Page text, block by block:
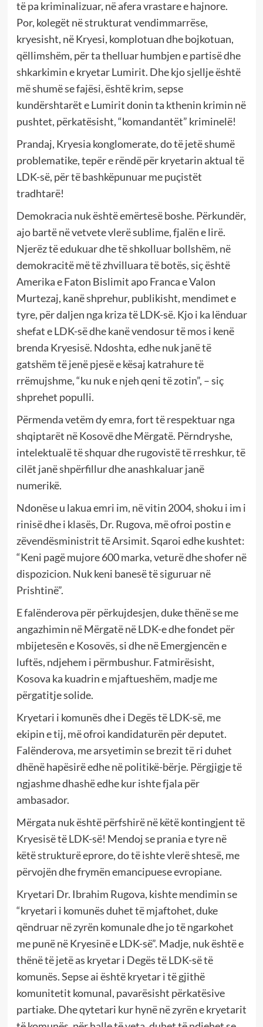
të pa kriminalizuar, në afera vrastare e hajnore.
Por, kolegët në strukturat vendimmarrëse,
kryesisht, në Kryesi, komplotuan dhe bojkotuan,
qëllimshëm, për ta thelluar humbjen e partisë dhe
shkarkimin e kryetar Lumirit. Dhe kjo sjellje është
më shumë se fajësi, është krim, sepse
kundërshtarët e Lumirit donin ta kthenin krimin në
pushtet, përkatësisht, “komandantët” kriminelë!
Prandaj, Kryesia konglomerate, do të jetë shumë
problematike, tepër e rëndë për kryetarin aktual të
LDK-së, për të bashkëpunuar me puçistët
tradhtarë!
Demokracia nuk është emërtesë boshe. Përkundër,
ajo bartë në vetvete vlerë sublime, fjalën e lirë.
Njerëz të edukuar dhe të shkolluar bollshëm, në
demokracitë më të zhvilluara të botës, siç është
Amerika e Faton Bislimit apo Franca e Valon
Murtezaj, kanë shprehur, publikisht, mendimet e
tyre, për daljen nga kriza të LDK-së. Kjo i ka lënduar
shefat e LDK-së dhe kanë vendosur të mos i kenë
brenda Kryesisë. Ndoshta, edhe nuk janë të
gatshëm të jenë pjesë e kësaj katrahure të
rrëmujshme, “ku nuk e njeh qeni të zotin”, – siç
shprehet populli.
Përmenda vetëm dy emra, fort të respektuar nga
shqiptarët në Kosovë dhe Mërgatë. Përndryshe,
intelektualë të shquar dhe rugovistë të rreshkur, të
cilët janë shpërfillur dhe anashkaluar janë
numerikë.
Ndonëse u lakua emri im, në vitin 2004, shoku i im i
rinisë dhe i klasës, Dr. Rugova, më ofroi postin e
zëvendësministrit të Arsimit. Sqaroi edhe kushtet:
“Keni pagë mujore 600 marka, veturë dhe shofer në
dispozicion. Nuk keni banesë të siguruar në
Prishtinë”.
E falënderova për përkujdesjen, duke thënë se me
angazhimin në Mërgatë në LDK-e dhe fondet për
mbijetesën e Kosovës, si dhe në Emergjencën e
luftës, ndjehem i përmbushur. Fatmirësisht,
Kosova ka kuadrin e mjaftueshëm, madje me
përgatitje solide.
Kryetari i komunës dhe i Degës të LDK-së, me
ekipin e tij, më ofroi kandidaturën për deputet.
Falënderova, me arsyetimin se brezit të ri duhet
dhënë hapësirë edhe në politikë-bërje. Përgjigje të
ngjashme dhashë edhe kur ishte fjala për
ambasador.
Mërgata nuk është përfshirë në këtë kontingjent të
Kryesisë të LDK-së! Mendoj se prania e tyre në
këtë strukturë eprore, do të ishte vlerë shtesë, me
përvojën dhe frymën emancipuese evropiane.
Kryetari Dr. Ibrahim Rugova, kishte mendimin se
“kryetari i komunës duhet të mjaftohet, duke
qëndruar në zyrën komunale dhe jo të ngarkohet
me punë në Kryesinë e LDK-së”. Madje, nuk është e
thënë të jetë as kryetar i Degës të LDK-së të
komunës. Sepse ai është kryetar i të gjithë
komunitetit komunal, pavarësisht përkatësive
partiake. Dhe qytetari kur hynë në zyrën e kryetarit